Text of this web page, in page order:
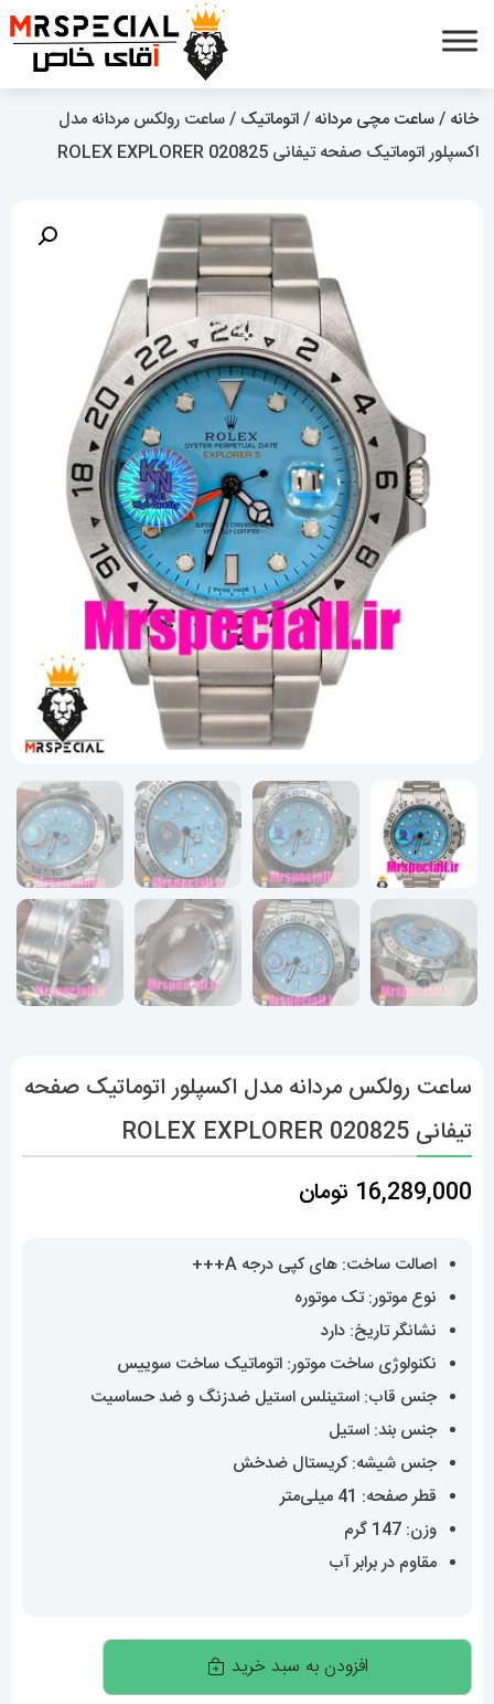
خانه /ساعت مچی مردانه /اتوماتیک / ساعت رولکس مردانه مدل
اکسپلور اتوماتیک صفحه تیفانی 020825 ROLEX EXPLORER
ساعت رولکس مردانه مدل اکسپلور اتوماتیک صفحه
تیفانی 020825 ROLEX EXPLORER
16,289,000 تومان
اصالت ساخت: های کپی درجه A+++
نوع موتور: تک موتوره
نشانگر تاریخ: دارد
نکنولوژی ساخت موتور: اتوماتیک ساخت سوییس
جنس قاب: استینلس استیل ضدزنگ و ضد حساسیت
جنس بند: استیل
جنس شیشه: کریستال ضدخش
قطر صفحه: 41 میلی‌متر
وزن: 147 گرم
مقاوم در برابر آب
ساعت
رولکس
افزودن به سبد خرید